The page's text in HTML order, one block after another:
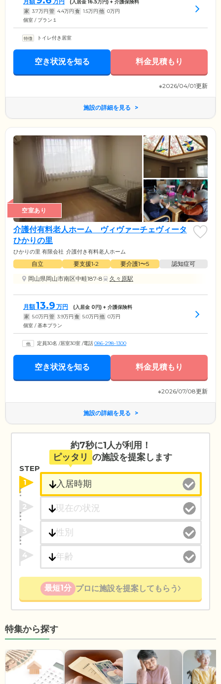
(入居金16.5万円) + 介護保険料
家 3.7万円 管 4.4万円 食 1.5万円 他 0万円
個室 / プラン１
トイレ付き居室
空き状況を知る 料金見積もり
※2026/04/01更新
施設の詳細を見る
空室あり
介護付有料老人ホーム ヴィヴァーチェヴィータ
ひかりの里
ひかりの里 有限会社 介護付き有料老人ホーム
自立 要支援1•2 要介護1〜5
認知症可
岡山県岡山市南区中畦187-8
久々原駅
月額13.9 万円 (入居金 0 円) + 介護保険料
家 5.0万円 管 3.9万円 食 5.0万円 他 0万円
個室 / 基本プラン
定員30名 /居室30室 /電話086-298-1300
空き状況を知る 料金見積もり
※2026/07/08更新
施設の詳細を見る
約7秒に1人が利用！
ピッタリ の施設を提案します
STEP
1
2
3
4
最短1分 プロに施設を提案してもらう
特集から探す